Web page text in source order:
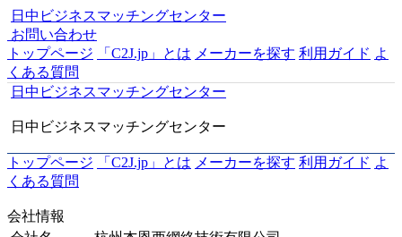
日中ビジネスマッチングセンター
お問い合わせ
トップページ
「C2J.jp」とは メーカーを探す 利用ガイド よ
くある質問
日中ビジネスマッチングセンター
日中ビジネスマッチングセンター
トップページ 「C2J.jp」とは メーカーを探す 利用ガイド よ
くある質問
会社情報